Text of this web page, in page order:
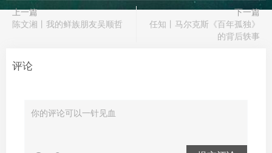
上一篇
陈文湘丨我的鲜族朋友吴顺哲
下一篇
​任知丨马尔克斯《百年孤独》
的背后轶事
评论